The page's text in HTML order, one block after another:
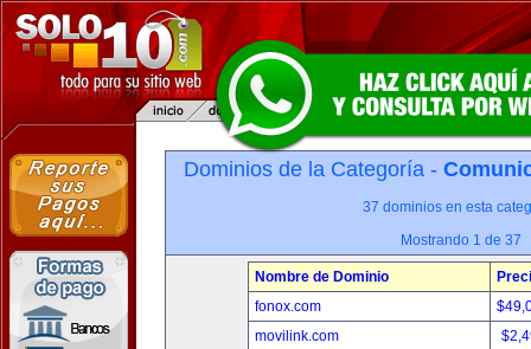
Dominios de la Categoría -
37 dominios en esta
Mostrando 1 de 37
Nombre de Dominio
fonox.com
movilink.com